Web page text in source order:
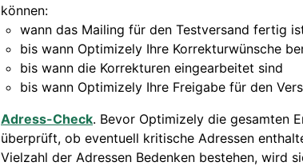
können:
wann das Mailing für den Testversand fertig
bis wann Optimizely Ihre Korrekturwünsche
bis wann die Korrekturen eingearbeitet sind
bis wann Optimizely Ihre Freigabe für den
Adress-Check. Bevor Optimizely die gesamten
überprüft, ob eventuell kritische Adressen
Vielzahl der Adressen Bedenken bestehen, wird